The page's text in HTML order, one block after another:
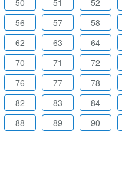
56
57 58
62
63 64
70
71 72
76
77 78
82
83 84
88
89 90